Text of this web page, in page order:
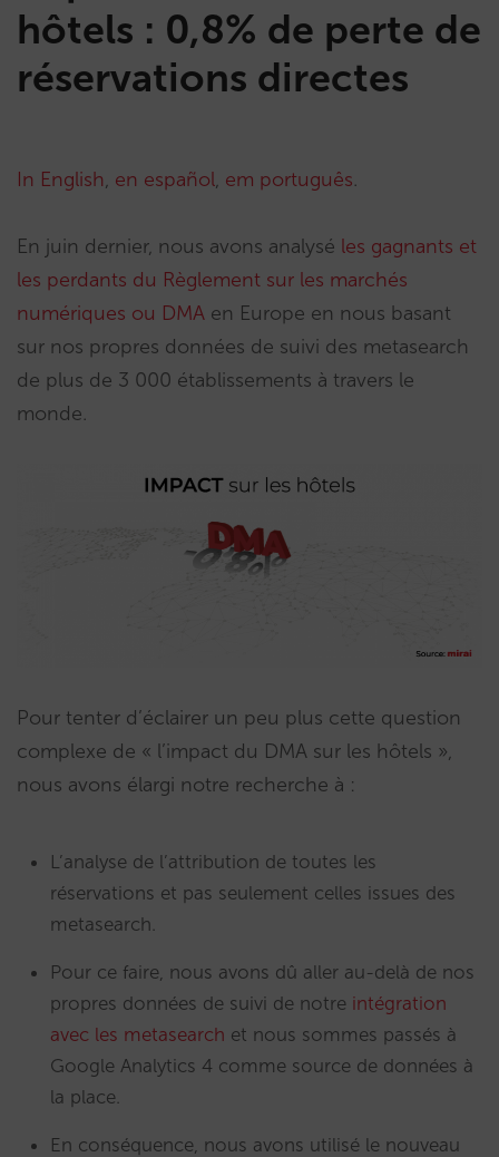
hôtels : 0,8% de perte de
réservations directes
In English, en español, em português.
En juin dernier, nous avons analysé les gagnants et
les perdants du Règlement sur les marchés
numériques ou DMA en Europe en nous basant
sur nos propres données de suivi des metasearch
de plus de 3 000 établissements à travers le
monde.
Pour tenter d’éclairer un peu plus cette question
complexe de « l’impact du DMA sur les hôtels »,
nous avons élargi notre recherche à :
L’analyse de l’attribution de toutes les
réservations et pas seulement celles issues des
metasearch.
Pour ce faire, nous avons dû aller au-delà de nos
propres données de suivi de notre intégration
avec les metasearch et nous sommes passés à
Google Analytics 4 comme source de données à
la place.
En conséquence, nous avons utilisé le nouveau